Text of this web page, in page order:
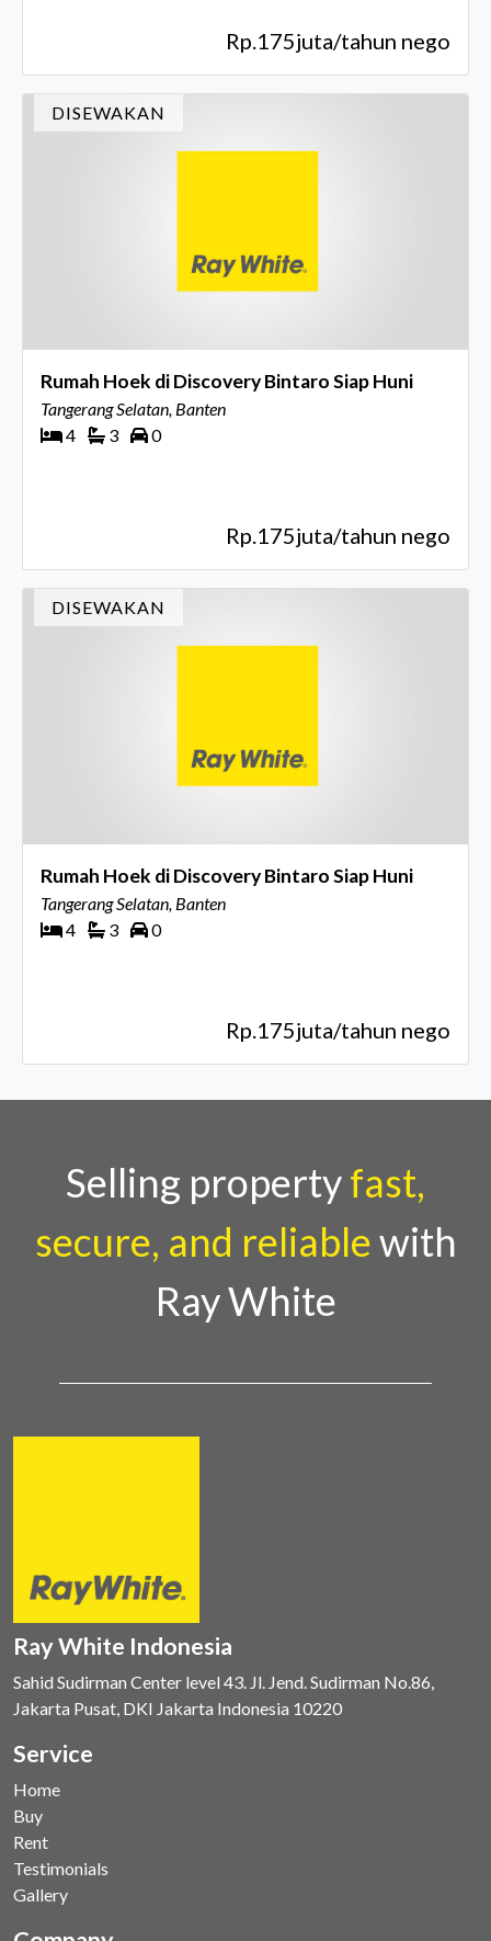
Rp.175juta/tahun nego
DISEWAKAN
Rumah Hoek di Discovery Bintaro Siap Huni
Tangerang Selatan, Banten
4
3 0
Rp.175juta/tahun nego
DISEWAKAN
Rumah Hoek di Discovery Bintaro Siap Huni
Tangerang Selatan, Banten
4
3 0
Rp.175juta/tahun nego
Selling propertyfast,
secure, and reliablewith
Ray White
Ray White Indonesia
Sahid Sudirman Center level 43. Jl. Jend. Sudirman No.86,
Jakarta Pusat, DKI Jakarta Indonesia 10220
Service
Home
Buy
Rent
Testimonials
Gallery